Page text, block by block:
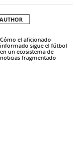
Cómo el aficionado
informado sigue el fútbol
en un ecosistema de
noticias fragmentado